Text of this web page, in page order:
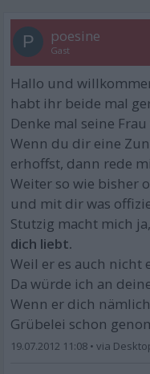
P poesine
Gast
Hallo und
habt ihr beide mal
Denke mal seine
Wenn du dir eine
erhoffst, dann rede
Weiter so wie bisher
und mit dir was
Stutzig macht mich
dich liebt.
Weil er es auch nicht
Da würde ich an
Wenn er dich
Grübelei schon
19.07.2012 11:08 •